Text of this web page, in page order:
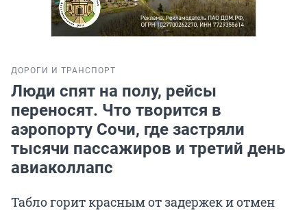
ДОРОГИ И ТРАНСПОРТ
Люди спят на полу, рейсы
переносят. Что творится в
аэропорту Сочи, где застряли
тысячи пассажиров и третий день
авиаколлапс
Табло горит красным от задержек и отмен